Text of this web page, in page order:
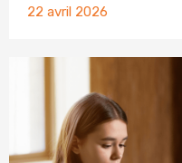
22 avril 2026